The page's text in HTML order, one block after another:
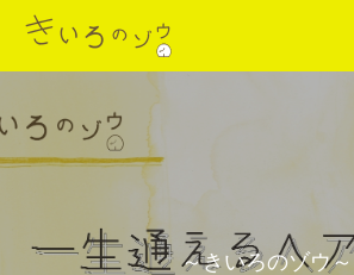
～きいろのゾウ～